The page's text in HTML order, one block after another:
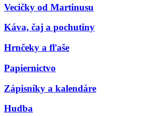
Vecičky od Martinusu
Káva, čaj a pochutiny
Hrnčeky a fľaše
Papiernictvo
Zápisníky a kalendáre
Hudba